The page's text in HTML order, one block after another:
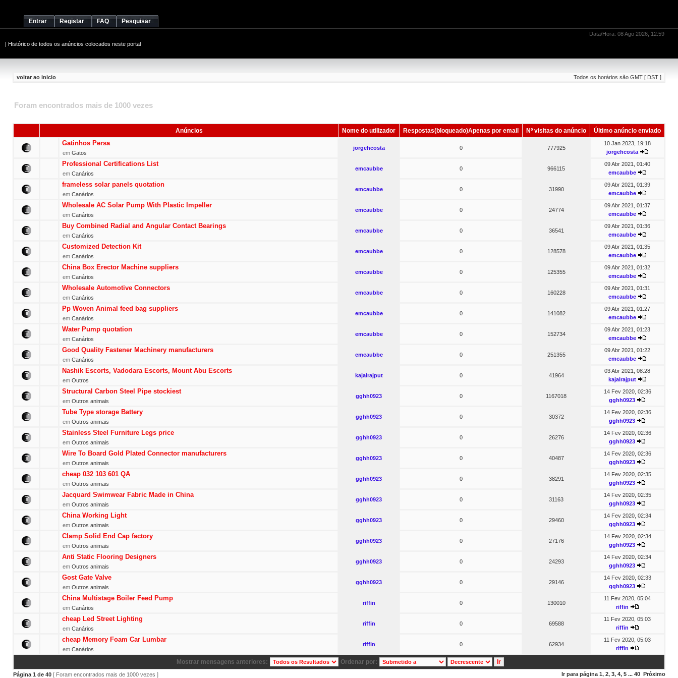
Entrar Registar FAQ Pesquisar
Data/Hora: 08 Ago 2026, 12:59
| Histórico de todos os anúncios colocados neste portal
voltar ao inicio Todos os horários são GMT [ DST ]
Foram encontrados mais de 1000 vezes
Anúncios Nome do utilizador Respostas(bloqueado)Apenas por email Nº visitas do anúncio Último anúncio enviado
Gatinhos Persa
em Gatos
jorgehcosta 0 777925
10 Jan 2023, 19:18
jorgehcosta
Professional Certifications List
em Canários
emcaubbe 0 966115
09 Abr 2021, 01:40
emcaubbe
frameless solar panels quotation
em Canários
emcaubbe 0 31990
09 Abr 2021, 01:39
emcaubbe
Wholesale AC Solar Pump With Plastic Impeller
em Canários
emcaubbe 0 24774
09 Abr 2021, 01:37
emcaubbe
Buy Combined Radial and Angular Contact Bearings
em Canários
emcaubbe 0 36541
09 Abr 2021, 01:36
emcaubbe
Customized Detection Kit
em Canários
emcaubbe 0 128578
09 Abr 2021, 01:35
emcaubbe
China Box Erector Machine suppliers
em Canários
emcaubbe 0 125355
09 Abr 2021, 01:32
emcaubbe
Wholesale Automotive Connectors
em Canários
emcaubbe 0 160228
09 Abr 2021, 01:31
emcaubbe
Pp Woven Animal feed bag suppliers
em Canários
emcaubbe 0 141082
09 Abr 2021, 01:27
emcaubbe
Water Pump quotation
em Canários
emcaubbe 0 152734
09 Abr 2021, 01:23
emcaubbe
Good Quality Fastener Machinery manufacturers
em Canários
emcaubbe 0 251355
09 Abr 2021, 01:22
emcaubbe
Nashik Escorts, Vadodara Escorts, Mount Abu Escorts
em Outros
kajalrajput 0 41964
03 Abr 2021, 08:28
kajalrajput
Structural Carbon Steel Pipe stockiest
em Outros animais
gghh0923 0 1167018
14 Fev 2020, 02:36
gghh0923
Tube Type storage Battery
em Outros animais
gghh0923 0 30372
14 Fev 2020, 02:36
gghh0923
Stainless Steel Furniture Legs price
em Outros animais
gghh0923 0 26276
14 Fev 2020, 02:36
gghh0923
Wire To Board Gold Plated Connector manufacturers
em Outros animais
gghh0923 0 40487
14 Fev 2020, 02:36
gghh0923
cheap 032 103 601 QA
em Outros animais
gghh0923 0 38291
14 Fev 2020, 02:35
gghh0923
Jacquard Swimwear Fabric Made in China
em Outros animais
gghh0923 0 31163
14 Fev 2020, 02:35
gghh0923
China Working Light
em Outros animais
gghh0923 0 29460
14 Fev 2020, 02:34
gghh0923
Clamp Solid End Cap factory
em Outros animais
gghh0923 0 27176
14 Fev 2020, 02:34
gghh0923
Anti Static Flooring Designers
em Outros animais
gghh0923 0 24293
14 Fev 2020, 02:34
gghh0923
Gost Gate Valve
em Outros animais
gghh0923 0 29146
14 Fev 2020, 02:33
gghh0923
China Multistage Boiler Feed Pump
em Canários
riffin 0 130010
11 Fev 2020, 05:04
riffin
cheap Led Street Lighting
em Canários
riffin 0 69588
11 Fev 2020, 05:03
riffin
cheap Memory Foam Car Lumbar
em Canários
riffin 0 62934
11 Fev 2020, 05:03
riffin
Mostrar mensagens anteriores: Ordenar por:
Página 1 de 40 [ Foram encontrados mais de 1000 vezes ] Ir para página 1, 2, 3, 4, 5 ... 40 Próximo